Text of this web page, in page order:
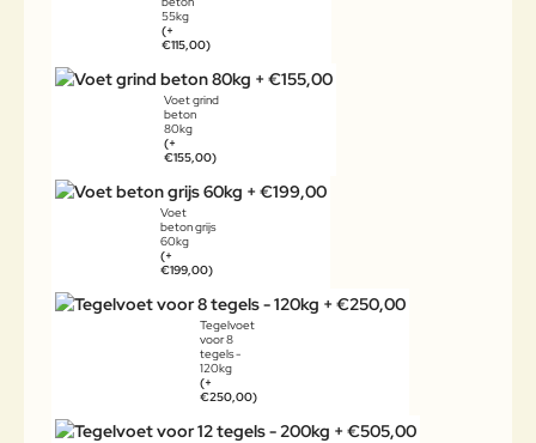
55kg
(+
€115,00)
Voet grind
beton
80kg
(+
€155,00)
Voet
beton grijs
60kg
(+
€199,00)
Tegelvoet
voor 8
tegels -
120kg
(+
€250,00)